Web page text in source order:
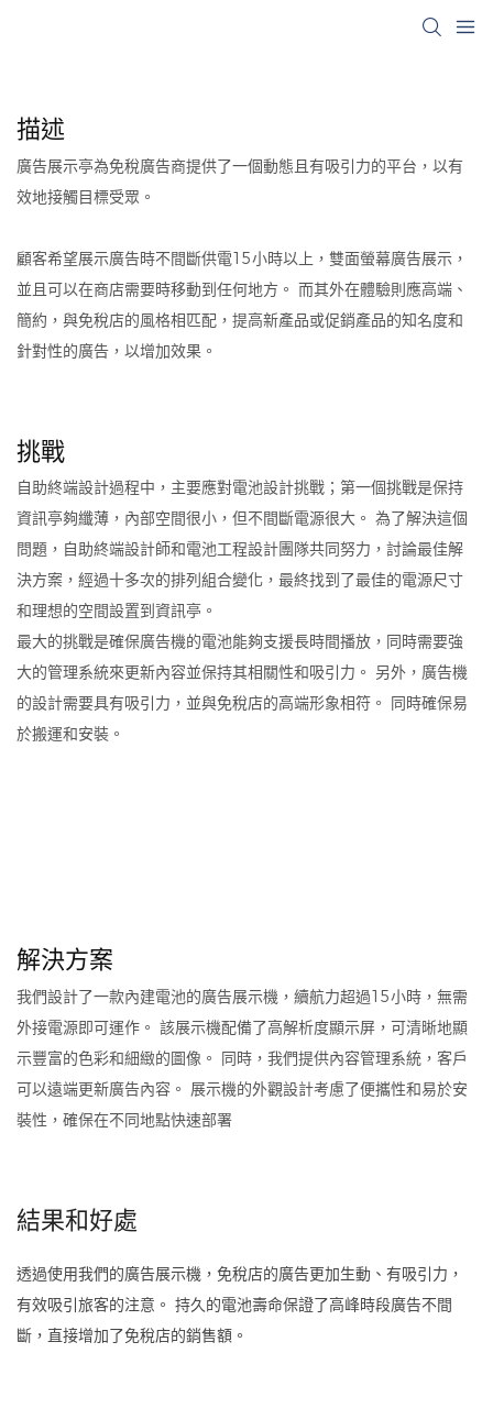
描述
廣告展示亭為免稅廣告商提供了一個動態且有吸引力的平台，以有
效地接觸目標受眾。
顧客希望展示廣告時不間斷供電15小時以上，雙面螢幕廣告展示，
並且可以在商店需要時移動到任何地方。 而其外在體驗則應高端、
簡約，與免稅店的風格相匹配，提高新產品或促銷產品的知名度和
針對性的廣告，以增加效果。
挑戰
自助終端設計過程中，主要應對電池設計挑戰；第一個挑戰是保持
資訊亭夠纖薄，內部空間很小，但不間斷電源很大。 為了解決這個
問題，自助終端設計師和電池工程設計團隊共同努力，討論最佳解
決方案，經過十多次的排列組合變化，最終找到了最佳的電源尺寸
和理想的空間設置到資訊亭。
最大的挑戰是確保廣告機的電池能夠支援長時間播放，同時需要強
大的管理系統來更新內容並保持其相關性和吸引力。 另外，廣告機
的設計需要具有吸引力，並與免稅店的高端形象相符。 同時確保易
於搬運和安裝。
解決方案
我們設計了一款內建電池的廣告展示機，續航力超過15小時，無需
外接電源即可運作。 該展示機配備了高解析度顯示屏，可清晰地顯
示豐富的色彩和細緻的圖像。 同時，我們提供內容管理系統，客戶
可以遠端更新廣告內容。 展示機的外觀設計考慮了便攜性和易於安
裝性，確保在不同地點快速部署
結果和好處
透過使用我們的廣告展示機，免稅店的廣告更加生動、有吸引力，
有效吸引旅客的注意。 持久的電池壽命保證了高峰時段廣告不間
斷，直接增加了免稅店的銷售額。